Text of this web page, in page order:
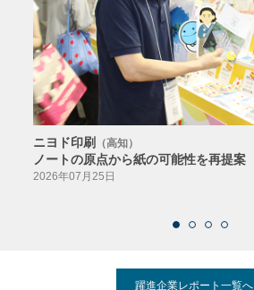
ニヨド印刷 （高知）
ノートの原点から紙の可能性を再提案
2026年07月25日
躍進企業レポート一覧へ